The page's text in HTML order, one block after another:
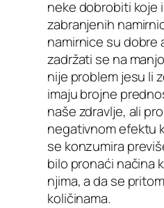
neke dobrobiti koje
zabranjenih
namirnice su dobre
zadržati se na
nije problem jesu li
imaju brojne
naše zdravlje, ali
negativnom efektu
se konzumira
bilo pronaći načina
njima, a da se
količinama.